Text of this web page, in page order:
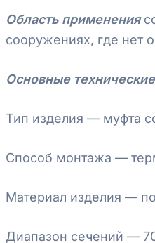
Область применения
сооружениях, где нет
Основные
Тип изделия — муфта
Способ монтажа —
Материал изделия —
Диапазон сечений —